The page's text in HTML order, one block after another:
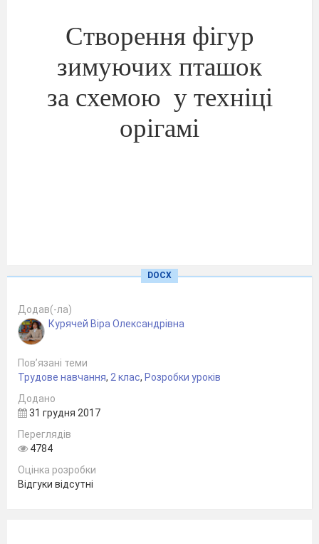
Створення фігур
зимуючих пташок
за схемою у техніці
орігамі
DOCX
Додав(-ла)
Курячей Віра Олександрівна
Пов’язані теми
Трудове навчання, 2 клас, Розробки уроків
Додано
31 грудня 2017
Переглядів
4784
Оцінка розробки
Відгуки відсутні